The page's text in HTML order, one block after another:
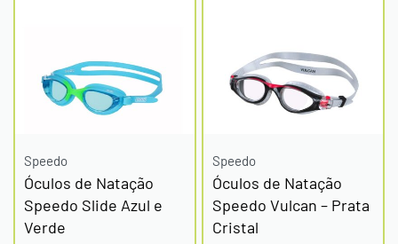
Speedo
Óculos de Natação
Speedo Slide Azul e
Verde
Speedo
Óculos de Natação
Speedo Vulcan – Prata
Cristal